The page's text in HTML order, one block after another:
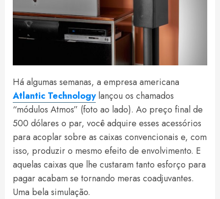
Há algumas semanas, a empresa americana
Atlantic Technologylançou os chamados
“módulos Atmos” (foto ao lado). Ao preço final de
500 dólares o par, você adquire esses acessórios
para acoplar sobre as caixas convencionais e, com
isso, produzir o mesmo efeito de envolvimento. E
aquelas caixas que lhe custaram tanto esforço para
pagar acabam se tornando meras coadjuvantes.
Uma bela simulação.